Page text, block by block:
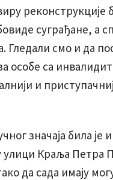
реконструкције
суграђане, а
Гледали смо и да
особе са
и
значаја била је и
улици Краља Петра
да сада имају